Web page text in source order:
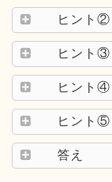
ヒント②
ヒント③
ヒント④
ヒント⑤
答え